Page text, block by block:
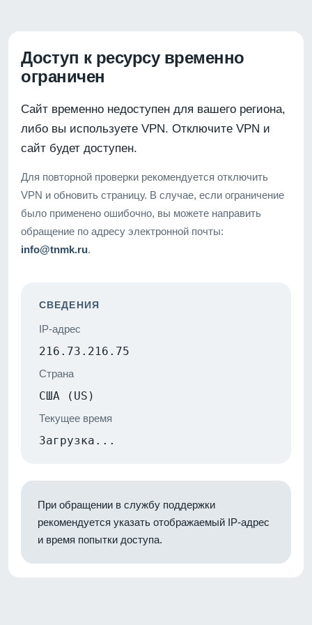
Доступ к ресурсу временно
ограничен
Сайт временно недоступен для вашего региона,
либо вы используете VPN. Отключите VPN и
сайт будет доступен.
Для повторной проверки рекомендуется отключить
VPN и обновить страницу. В случае, если ограничение
было применено ошибочно, вы можете направить
обращение по адресу электронной почты:
info@tnmk.ru.
СВЕДЕНИЯ
IP-адрес
216.73.216.75
Страна
США (US)
Текущее время
Загрузка...
При обращении в службу поддержки
рекомендуется указать отображаемый IP-адрес
и время попытки доступа.